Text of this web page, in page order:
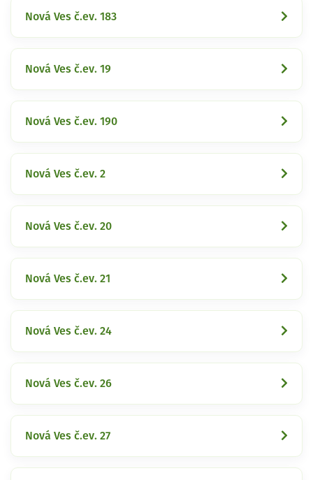
Nová Ves č.ev. 183
Nová Ves č.ev. 19
Nová Ves č.ev. 190
Nová Ves č.ev. 2
Nová Ves č.ev. 20
Nová Ves č.ev. 21
Nová Ves č.ev. 24
Nová Ves č.ev. 26
Nová Ves č.ev. 27